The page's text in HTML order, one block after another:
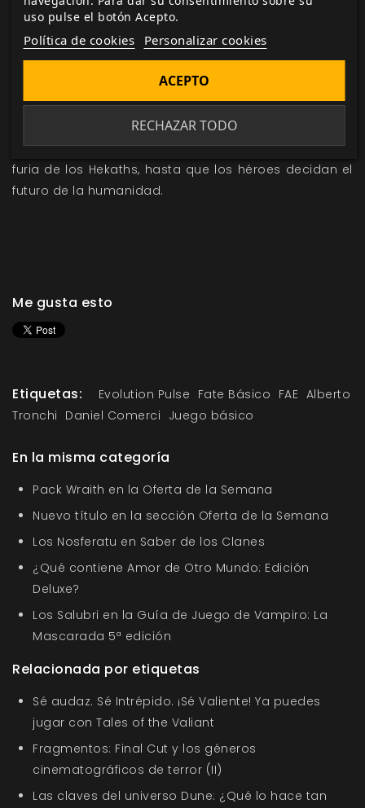
personajes muy distintos y ricos para representar
mejor la peculiaridad de la ambientación.
Descubre un mundo oscuro, violento y cruel. Todo se
puede salvar, pero por desgracia eso solo significaría
retrasar el final un par de horas, o quizás un par de
días. Todo cambia y desaparece devorado por la
furia de los Hekaths, hasta que los héroes decidan el
futuro de la humanidad.
Me gusta esto
Etiquetas: Evolution Pulse Fate Básico FAE Alberto
Tronchi Daniel Comerci Juego básico
En la misma categoría
Pack Wraith en la Oferta de la Semana
Nuevo título en la sección Oferta de la Semana
Los Nosferatu en Saber de los Clanes
¿Qué contiene Amor de Otro Mundo: Edición
Deluxe?
Los Salubri en la Guía de Juego de Vampiro: La
Mascarada 5ª edición
Relacionada por etiquetas
Sé audaz. Sé Intrépido. ¡Sé Valiente! Ya puedes
jugar con Tales of the Valiant
Fragmentos: Final Cut y los géneros
cinematográficos de terror (II)
Las claves del universo Dune: ¿Qué lo hace tan
uso pulse el botón Acepto.
Política de cookies Personalizar cookies
RECHAZAR TODO
ACEPTO